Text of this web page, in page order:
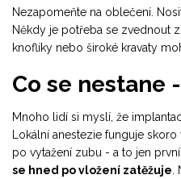
Nezapomeňte na oblečení.
Někdy je potřeba se zvednout
knoflíky nebo široké kravaty
Co se nestane
Mnoho lidí si myslí, že
Lokální anestezie funguje
po vytažení zubu - a to jen
se hned po vložení zatěžuje.